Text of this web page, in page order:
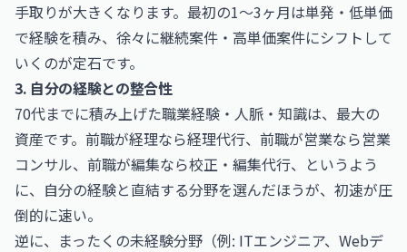
手取りが大きくなります。最初の1〜3ヶ月は単発・低単価
で経験を積み、徐々に継続案件・高単価案件にシフトして
いくのが定石です。
3. 自分の経験との整合性
70代までに積み上げた職業経験・人脈・知識は、最大の
資産です。前職が経理なら経理代行、前職が営業なら営業
コンサル、前職が編集なら校正・編集代行、というよう
に、自分の経験と直結する分野を選んだほうが、初速が圧
倒的に速い。
逆に、まったくの未経験分野（例: ITエンジニア、Webデ